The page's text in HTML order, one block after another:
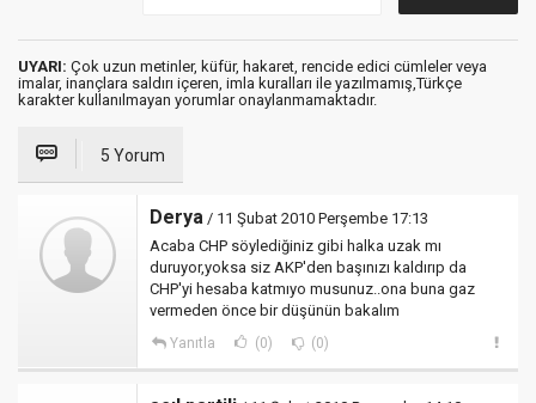
UYARI: Çok uzun metinler, küfür, hakaret, rencide edici cümleler veya
imalar, inançlara saldırı içeren, imla kuralları ile yazılmamış,Türkçe
karakter kullanılmayan yorumlar onaylanmamaktadır.
5 Yorum
Derya / 11 Şubat 2010 Perşembe 17:13
Acaba CHP söylediğiniz gibi halka uzak mı
duruyor,yoksa siz AKP'den başınızı kaldırıp da
CHP'yi hesaba katmıyo musunuz..ona buna gaz
vermeden önce bir düşünün bakalım
Yanıtla (0) (0)